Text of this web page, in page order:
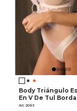
Body Triángulo
En V De Tul
Lycra
Art. 2083